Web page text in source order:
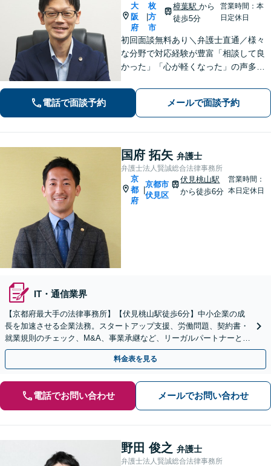
大
阪
府
枚
方
市
樟葉駅から
徒歩5分
営業時間：本
日定休日
初回面談無料あり＼弁護士直通／様々
な分野で対応経験が豊富「相談して良
かった」「心が軽くなった」の声多
い、誠実・迅速に対応いたします。進
捗状況を細かく報告し、不安を感じさ
せないよう心掛け【休日・夜間面談
可】【樟葉駅5分】
電話で面談予約 メールで面談予約
国府 拓矢 弁護士
弁護士法人賢誠総合法律事務所
京
都
府
|
京都市
伏見区
伏見桃山駅
から徒歩6分
営業時間：
本日定休日
IT・通信業界
【京都府最大手の法律事務所】【伏見桃山駅徒歩6分】中小企業の成
長を加速させる企業法務。スタートアップ支援、労働問題、契約書・
就業規則のチェック、M&A、事業承継など、リーガルパートナーとし
て経営をサポートいたします【休日対応】
料金表を見る
電話でお問い合わせ メールでお問い合わせ
野田 俊之 弁護士
弁護士法人賢誠総合法律事務所